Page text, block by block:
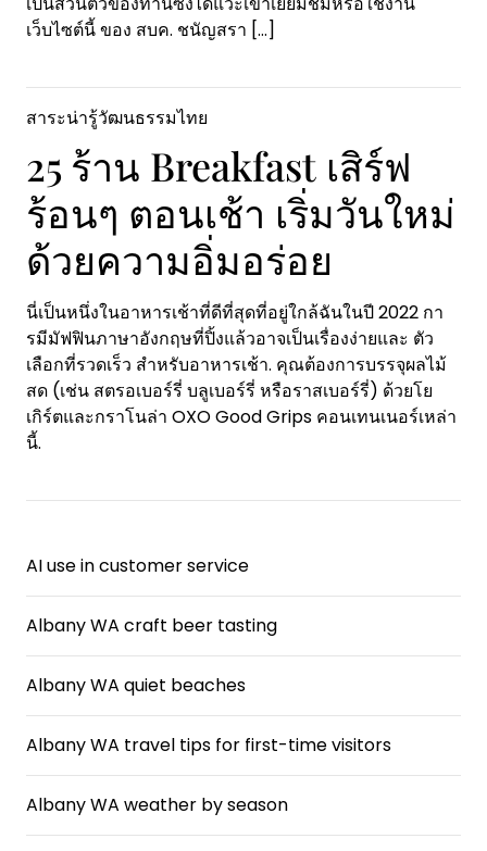
เว็บไซต์นี้ ของ สบค. ชนัญสรา […]
สาระน่ารู้วัฒนธรรมไทย
25 ร้าน Breakfast เสิร์ฟ
ร้อนๆ ตอนเช้า เริ่มวันใหม่
ด้วยความอิ่มอร่อย
นี่เป็นหนึ่งในอาหารเช้าที่ดีที่สุดที่อยู่ใกล้ฉันในปี 2022 กา
รมีมัฟฟินภาษาอังกฤษที่ปิ้งแล้วอาจเป็นเรื่องง่ายและ ตัว
เลือกที่รวดเร็ว สำหรับอาหารเช้า. คุณต้องการบรรจุผลไม้
สด (เช่น สตรอเบอร์รี่ บลูเบอร์รี่ หรือราสเบอร์รี่) ด้วยโย
เกิร์ตและกราโนล่า OXO Good Grips คอนเทนเนอร์เหล่า
นี้.
AI use in customer service
Albany WA craft beer tasting
Albany WA quiet beaches
Albany WA travel tips for first-time visitors
Albany WA weather by season